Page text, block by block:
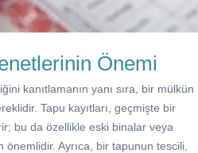
Önemi
kanıtlamanın yanı sıra, bir mülkün
Tapu kayıtları, geçmişte bir
bu da özellikle eski binalar veya
önemlidir. Ayrıca, bir tapunun tescili,